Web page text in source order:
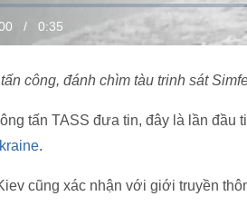
công, đánh chìm tàu ​​trinh sát
tấn TASS đưa tin, đây là lần đầu
.
cũng xác nhận với giới truyền